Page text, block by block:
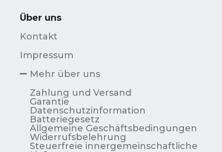
Über uns
Kontakt
Impressum
Mehr über uns
Zahlung und Versand
Garantie
Datenschutzinformation
Batteriegesetz
Allgemeine Geschäftsbedingungen
Widerrufsbelehrung
Steuerfreie innergemeinschaftliche